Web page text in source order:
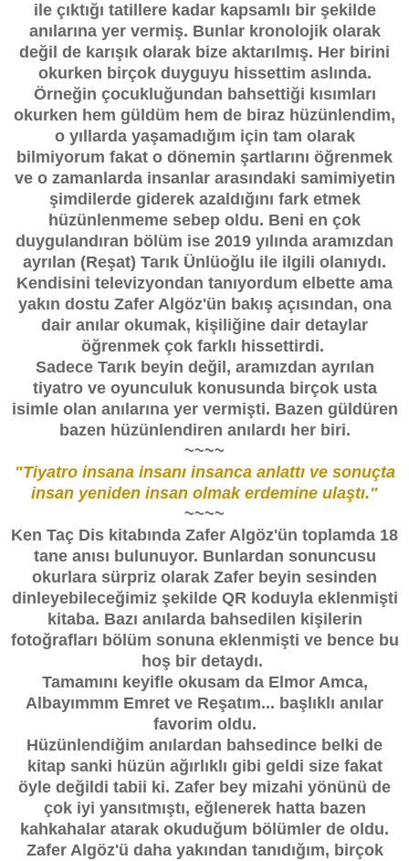
ile çıktığı tatillere kadar kapsamlı bir şekilde
anılarına yer vermiş. Bunlar kronolojik olarak
değil de karışık olarak bize aktarılmış. Her birini
okurken birçok duyguyu hissettim aslında.
Örneğin çocukluğundan bahsettiği kısımları
okurken hem güldüm hem de biraz hüzünlendim,
o yıllarda yaşamadığım için tam olarak
bilmiyorum fakat o dönemin şartlarını öğrenmek
ve o zamanlarda insanlar arasındaki samimiyetin
şimdilerde giderek azaldığını fark etmek
hüzünlenmeme sebep oldu. Beni en çok
duygulandıran bölüm ise 2019 yılında aramızdan
ayrılan (Reşat) Tarık Ünlüoğlu ile ilgili olanıydı.
Kendisini televizyondan tanıyordum elbette ama
yakın dostu Zafer Algöz'ün bakış açısından, ona
dair anılar okumak, kişiliğine dair detaylar
öğrenmek çok farklı hissettirdi.
Sadece Tarık beyin değil, aramızdan ayrılan
tiyatro ve oyunculuk konusunda birçok usta
isimle olan anılarına yer vermişti. Bazen güldüren
bazen hüzünlendiren anılardı her biri.
~~~~
"Tiyatro insana insanı insanca anlattı ve sonuçta
insan yeniden insan olmak erdemine ulaştı."
~~~~
Ken Taç Dis kitabında Zafer Algöz'ün toplamda 18
tane anısı bulunuyor. Bunlardan sonuncusu
okurlara sürpriz olarak Zafer beyin sesinden
dinleyebileceğimiz şekilde QR koduyla eklenmişti
kitaba. Bazı anılarda bahsedilen kişilerin
fotoğrafları bölüm sonuna eklenmişti ve bence bu
hoş bir detaydı.
Tamamını keyifle okusam da Elmor Amca,
Albayımmm Emret ve Reşatım... başlıklı anılar
favorim oldu.
Hüzünlendiğim anılardan bahsedince belki de
kitap sanki hüzün ağırlıklı gibi geldi size fakat
öyle değildi tabii ki. Zafer bey mizahi yönünü de
çok iyi yansıtmıştı, eğlenerek hatta bazen
kahkahalar atarak okuduğum bölümler de oldu.
Zafer Algöz'ü daha yakından tanıdığım, birçok